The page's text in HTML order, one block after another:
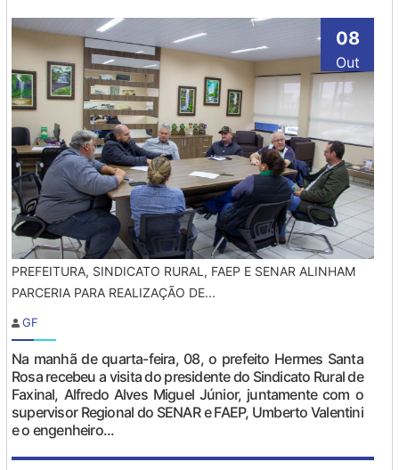
08
Out
PREFEITURA, SINDICATO RURAL, FAEP E SENAR ALINHAM
PARCERIA PARA REALIZAÇÃO DE...
GF
Na manhã de quarta-feira, 08, o prefeito Hermes Santa
Rosa recebeu a visita do presidente do Sindicato Rural de
Faxinal, Alfredo Alves Miguel Júnior, juntamente com o
supervisor Regional do SENAR e FAEP, Umberto Valentini
e o engenheiro...